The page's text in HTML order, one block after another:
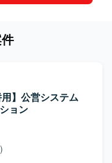
】公営システム
ョン